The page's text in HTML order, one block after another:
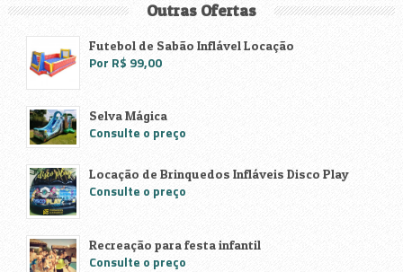
Outras Ofertas
Futebol de Sabão Inflável Locação
Por R$ 99,00
Selva Mágica
Consulte o preço
Locação de Brinquedos Infláveis Disco Play
Consulte o preço
Recreação para festa infantil
Consulte o preço